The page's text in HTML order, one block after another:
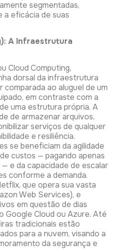
segmentadas,
a eficácia de suas
A Infraestrutura
Cloud Computing,
dorsal da infraestrutura
comparada ao aluguel de um
em contraste com a
uma estrutura própria. A
de armazenar arquivos,
serviços de qualquer
e resiliência.
se beneficiam da agilidade
custos — pagando apenas
e da capacidade de escalar
conforme a demanda.
que opera sua vasta
Web Services), e
em questão de dias
Google Cloud ou Azure. Até
tradicionais estão
para a nuvem, visando a
da segurança e